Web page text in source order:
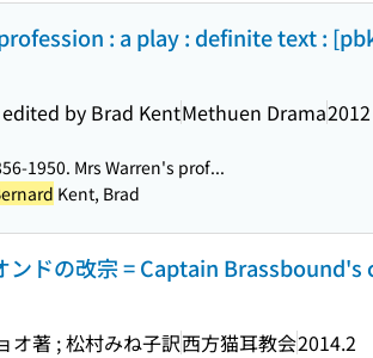
: a play : definite text :
by Brad KentMethuen Drama2012
1950. Mrs Warren's prof...
Kent, Brad
ンドの改宗 = Captain
オ著 ; 松村みね子訳西方猫耳教会2014.2